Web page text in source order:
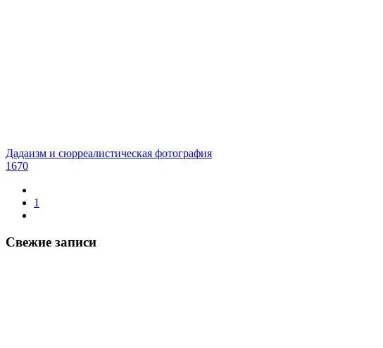
Дадаизм и сюрреалистическая фотография
1670
1
Свежие записи